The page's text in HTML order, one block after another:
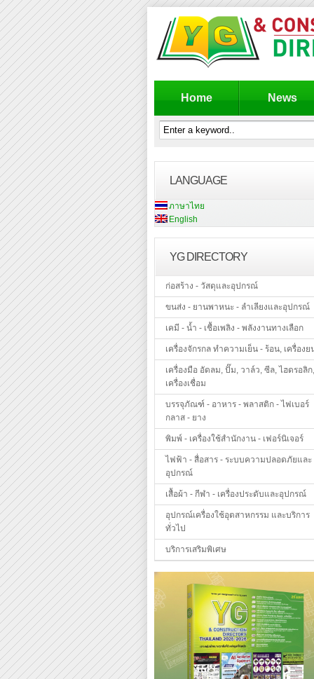
Home News
LANGUAGE
ภาษาไทย
English
YG DIRECTORY
ก่อสร้าง - วัสดุและอุปกรณ์
ขนส่ง - ยานพาหนะ - ลำเลียงและอุปกรณ์
เคมี - น้ำ - เชื้อเพลิง - พลังงานทางเลือก
เครื่องจักรกล ทำความเย็น - ร้อน, เครื่องย
เครื่องมือ อัดลม, ปั๊ม, วาล์ว, ซีล, ไฮดรอลิก,
เครื่องเชื่อม
บรรจุภัณฑ์ - อาหาร - พลาสติก - ไฟเบอร์
กลาส - ยาง
พิมพ์ - เครื่องใช้สำนักงาน - เฟอร์นิเจอร์
ไฟฟ้า - สื่อสาร - ระบบความปลอดภัยและ
อุปกรณ์
เสื้อผ้า - กีฬา - เครื่องประดับและอุปกรณ์
อุปกรณ์เครื่องใช้อุตสาหกรรม และบริการ
ทั่วไป
บริการเสริมพิเศษ